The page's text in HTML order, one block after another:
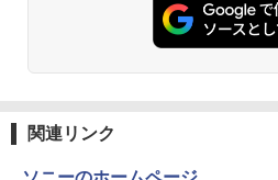
関連リンク